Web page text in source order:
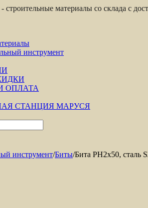
материалы со склада с
инструмент
ОПЛАТА
СТАНЦИЯ МАРУСЯ
инструмент/Биты/Бита PH2х50, сталь